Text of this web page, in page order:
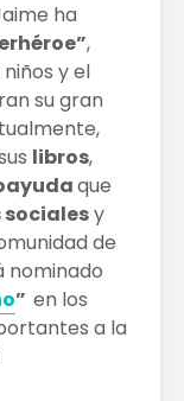
ha
,
y el
su gran
libros,
que
socialesy
de
nominado
” en los
a la